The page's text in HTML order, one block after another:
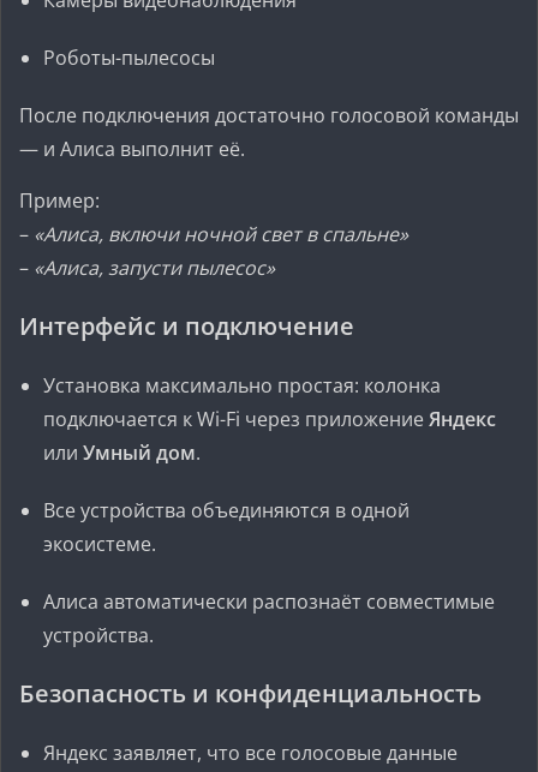
Роботы-пылесосы
После подключения достаточно голосовой команды
— и Алиса выполнит её.
Пример:
– «Алиса, включи ночной свет в спальне»
– «Алиса, запусти пылесос»
Интерфейс и подключение
Установка максимально простая: колонка
подключается к Wi-Fi через приложениеЯндекс
или Умный дом.
Все устройства объединяются в одной
экосистеме.
Алиса автоматически распознаёт совместимые
устройства.
Безопасность и конфиденциальность
Яндекс заявляет, что все голосовые данные